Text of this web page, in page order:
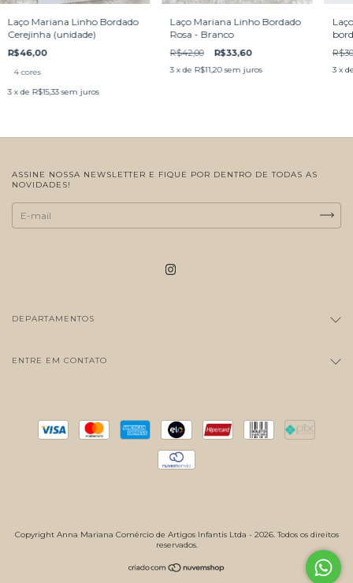
Laço Mariana Linho Bordado
Cerejinha (unidade)
R$46,00
4 cores
3 x de R$15,33 sem juros
Laço Mariana Linho Bordado
Rosa - Branco
R$42,00 R$33,60
3 x de R$11,20 sem juros 3 x
ASSINE NOSSA NEWSLETTER E FIQUE POR DENTRO DE TODAS AS
NOVIDADES!
DEPARTAMENTOS
ENTRE EM CONTATO
Copyright Anna Mariana Comércio de Artigos Infantis Ltda - 2026. Todos os direitos
reservados.